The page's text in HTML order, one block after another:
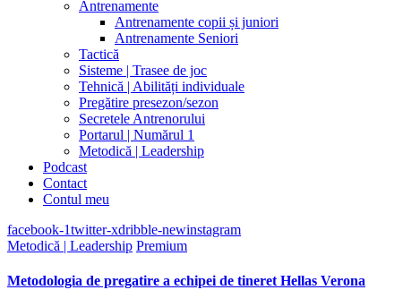
Antrenamente
Antrenamente copii și juniori
Antrenamente Seniori
Tactică
Sisteme | Trasee de joc
Tehnică | Abilități individuale
Pregătire presezon/sezon
Secretele Antrenorului
Portarul | Numărul 1
Metodică | Leadership
Podcast
Contact
Contul meu
facebook-1twitter-xdribble-newinstagram
Metodică | Leadership Premium
Metodologia de pregatire a echipei de tineret Hellas Verona